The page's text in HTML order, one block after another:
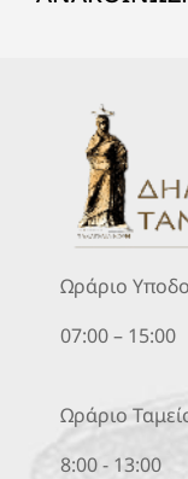
Ωράριο
07:00 – 15:00
Ωράριο
8:00 - 13:00